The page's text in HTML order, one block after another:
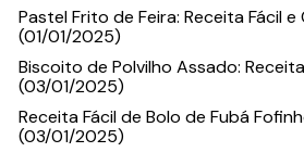
Pastel Frito de Feira: Receita Fácil
(01/01/2025)
Biscoito de Polvilho Assado:
(03/01/2025)
Receita Fácil de Bolo de Fubá
(03/01/2025)